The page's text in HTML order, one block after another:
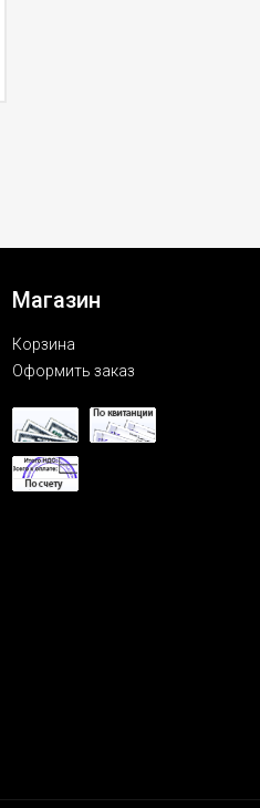
Магазин
Корзина
Оформить заказ